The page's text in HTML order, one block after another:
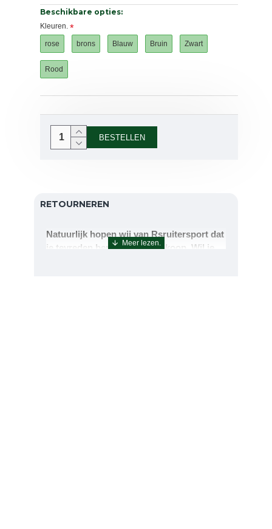
Beschikbare opties:
Kleuren.
rose brons Blauw Bruin Zwart
Rood
BESTELLEN
RETOURNEREN
Natuurlijk hopen wij van Rsruitersport dat
je tevreden bent met uw aankoop. Wil je